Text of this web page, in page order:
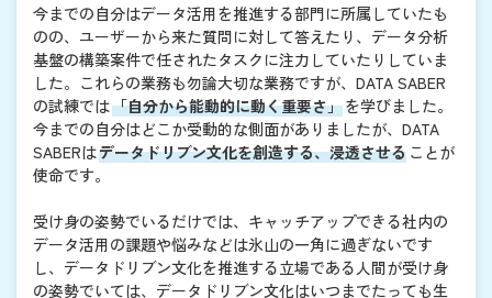
今までの自分はデータ活用を推進する部門に所属していたも
のの、ユーザーから来た質問に対して答えたり、データ分析
基盤の構築案件で任されたタスクに注力していたりしていま
した。これらの業務も勿論大切な業務ですが、DATA SABER
の試練では「自分から能動的に動く重要さ」を学びました。
今までの自分はどこか受動的な側面がありましたが、DATA
SABERはデータドリブン文化を創造する、浸透させる ことが
使命です。
受け身の姿勢でいるだけでは、キャッチアップできる社内の
データ活用の課題や悩みなどは氷山の一角に過ぎないです
し、データドリブン文化を推進する立場である人間が受け身
の姿勢でいては、データドリブン文化はいつまでたっても生